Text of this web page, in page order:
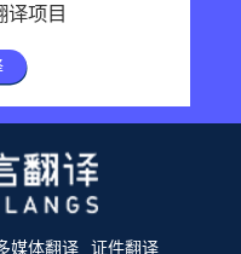
译项目
媒体翻译 证件翻译